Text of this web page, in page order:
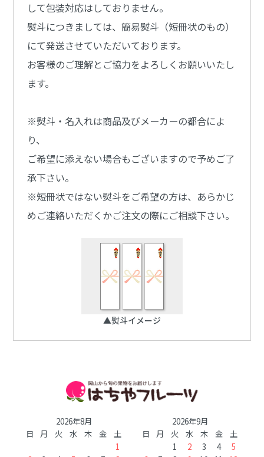
して包装対応はしておりません。
熨斗につきましては、簡易熨斗（短冊状のもの）
にて発送させていただいております。
お客様のご理解とご協力をよろしくお願いいたし
ます。
※熨斗・名入れは商品及びメーカーの都合によ
り、
ご希望に添えない場合もございますので予めご了
承下さい。
※短冊状ではない熨斗をご希望の方は、あらかじ
めご連絡いただくかご注文の際にご相談下さい。
▲熨斗イメージ
2026年8月
日
月 火 水 木 金
土
1
2026年9月
日
月 火 水 木 金
土
1
2 3 4
5